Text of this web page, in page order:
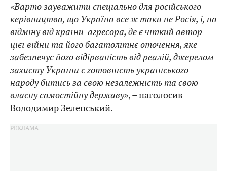
«Варто зауважити спеціально для російського
керівництва, що Україна все ж таки не Росія, і, на
відміну від країни-агресора, де є чіткий автор
цієї війни та його багатолітнє оточення, яке
забезпечує його відірваність від реалій, джерелом
захисту України є готовність українського
народу битись за свою незалежність та свою
власну самостійну державу», – наголосив
Володимир Зеленський.